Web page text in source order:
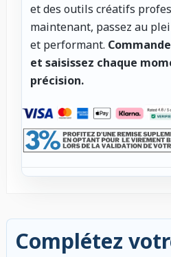
et des outils créatifs
maintenant, passez au
et performant.
et saisissez chaque
précision.
Complétez